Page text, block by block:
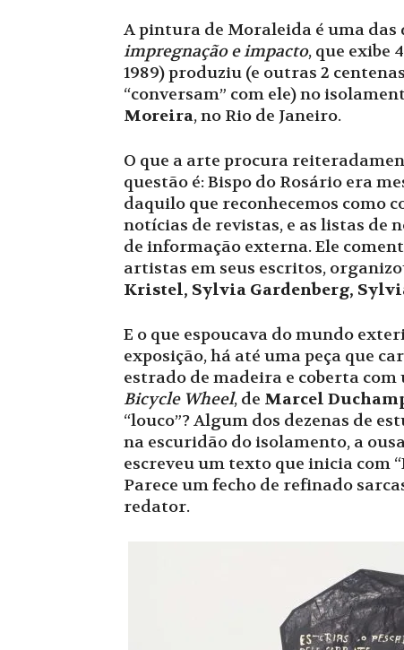
A pintura de Moraleida é uma
impregnação e impacto, que exibe
1989) produziu (e outras 2
“conversam” com ele) no
Moreira, no Rio de Janeiro.
O que a arte procura
questão é: Bispo do Rosário era
daquilo que reconhecemos como
notícias de revistas, e as listas de
de informação externa. Ele
artistas em seus escritos,
Kristel, Sylvia Gardenberg,
E o que espoucava do mundo
exposição, há até uma peça que
estrado de madeira e coberta com
Bicycle Wheel, de Marcel
“louco”? Algum dos dezenas de
na escuridão do isolamento, a
escreveu um texto que inicia com
Parece um fecho de refinado
redator.